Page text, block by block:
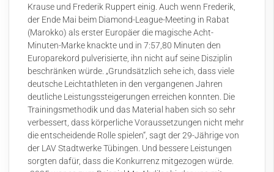
Krause und Frederik Ruppert einig. Auch wenn Frederik,
der Ende Mai beim Diamond-League-Meeting in Rabat
(Marokko) als erster Europäer die magische Acht-
Minuten-Marke knackte und in 7:57,80 Minuten den
Europarekord pulverisierte, ihn nicht auf seine Disziplin
beschränken würde. „Grundsätzlich sehe ich, dass viele
deutsche Leichtathleten in den vergangenen Jahren
deutliche Leistungssteigerungen erreichen konnten. Die
Trainingsmethodik und das Material haben sich so sehr
verbessert, dass körperliche Voraussetzungen nicht mehr
die entscheidende Rolle spielen“, sagt der 29-Jährige von
der LAV Stadtwerke Tübingen. Und bessere Leistungen
sorgten dafür, dass die Konkurrenz mitgezogen würde.